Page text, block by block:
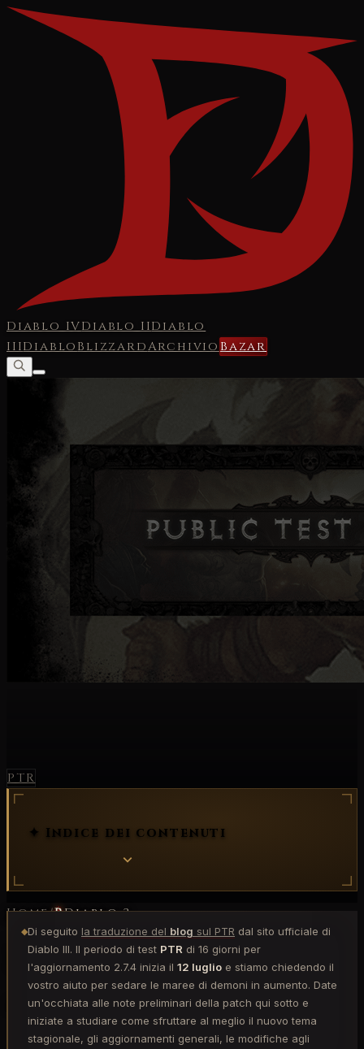
Diablo IVDiablo IIDiablo
IIIDiabloBlizzardArchivioBazar
Home/ Diablo 3
Diablo III: PTR 2.7.4
Blog di Anteprima
BigK 12 lug 2022 14 min lettura
PTR
✦ Indice dei contenuti
◆Di seguito la traduzione del blog sul PTR dal sito ufficiale di
Diablo III. Il periodo di test PTR di 16 giorni per
l'aggiornamento 2.7.4 inizia il 12 luglio e stiamo chiedendo il
vostro aiuto per sedare le maree di demoni in aumento. Date
un'occhiata alle note preliminari della patch qui sotto e
iniziate a studiare come sfruttare al meglio il nuovo tema
stagionale, gli aggiornamenti generali, le modifiche agli